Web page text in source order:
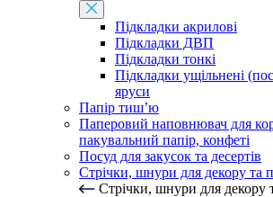
Підкладки акрилові
Підкладки ДВП
Підкладки тонкі
Підкладки ущільнені
яруси
Папір тиш’ю
Паперовий наповнювач для
пакувальний папір, конфеті
Посуд для закусок та десертів
Стрічки, шнури для декору та
Стрічки, шнури для декору